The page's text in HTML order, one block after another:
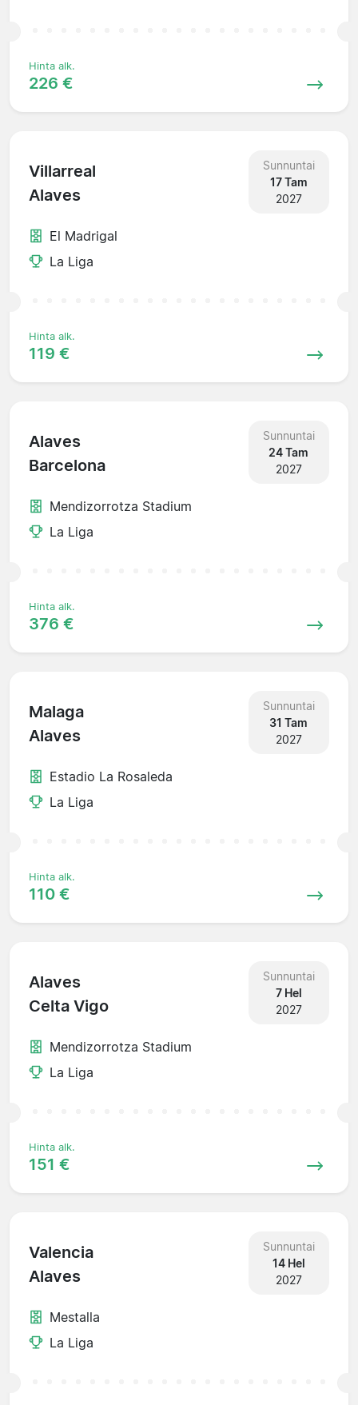
Hinta alk.
226 €
Villarreal
Alaves
Sunnuntai
17 Tam
2027
El Madrigal
La Liga
Hinta alk.
119 €
Alaves
Barcelona
Sunnuntai
24 Tam
2027
Mendizorrotza Stadium
La Liga
Hinta alk.
376 €
Malaga
Alaves
Sunnuntai
31 Tam
2027
Estadio La Rosaleda
La Liga
Hinta alk.
110 €
Alaves
Celta Vigo
Sunnuntai
7 Hel
2027
Mendizorrotza Stadium
La Liga
Hinta alk.
151 €
Valencia
Alaves
Sunnuntai
14 Hel
2027
Mestalla
La Liga